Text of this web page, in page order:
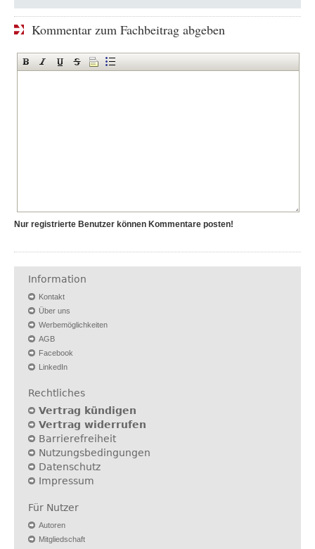
Kommentar zum Fachbeitrag abgeben
Nur registrierte Benutzer können Kommentare posten!
Information
Kontakt
Über uns
Werbemöglichkeiten
AGB
Facebook
LinkedIn
Rechtliches
Vertrag kündigen
Vertrag widerrufen
Barrierefreiheit
Nutzungsbedingungen
Datenschutz
Impressum
Für Nutzer
Autoren
Mitgliedschaft